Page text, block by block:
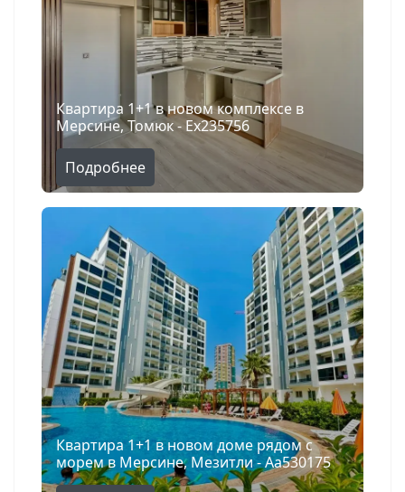
Квартира 1+1 в новом комплексе в
Мерсине, Томюк - Ex235756
Подробнее
Квартира 1+1 в новом доме рядом с
морем в Мерсине, Мезитли - Aa530175